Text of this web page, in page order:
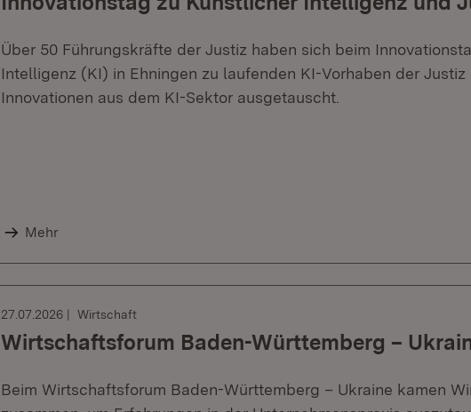
Über 50 Führungskräfte der Justiz haben sich beim
Intelligenz (KI) in Ehningen zu laufenden KI-Vorhaben der
Innovationen aus dem KI-Sektor ausgetauscht.
Mehr
27.07.2026 Wirtschaft
Wirtschaftsforum Baden-Württemberg –
Beim Wirtschaftsforum Baden-Württemberg – Ukraine kamen